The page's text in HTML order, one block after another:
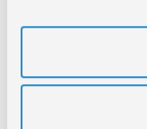
Nettogewicht: